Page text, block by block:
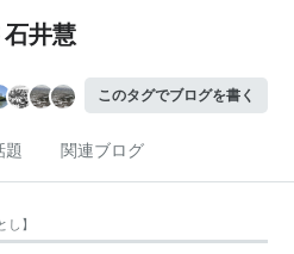
石井慧
このタグでブログを書く
題 関連ブログ
し 】